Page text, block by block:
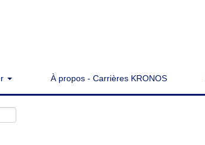
À propos - Carrières KRONOS